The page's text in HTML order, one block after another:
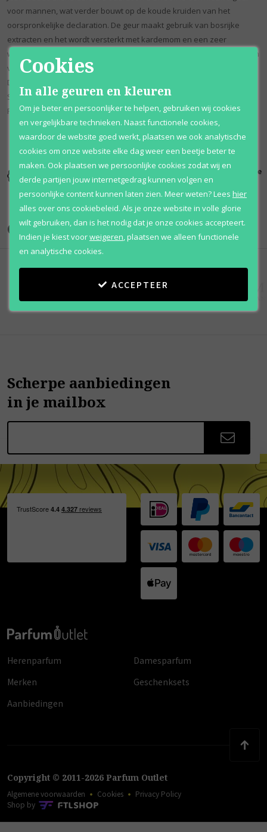
voor mannen, wat verder bouwt op de koude kruiden van het
oorspronkelijke declaration. De geur maakt gebruik van bosrijke
extracten en het wordt versterkt met kardemom en een zeer
waarneembare peper in de topnoot. De houtachtige extracten komen
van sandelhout.De nieuwe fles is identiek aan de klassieke
Declaration, met zijn horloge-achtige dop, maar met Declaration d'un
Soir vertical op de fles geschreven.Bekijk ook eens de andere Cartier
Parfum voor Heren !
Kortingen
tot wel 70%
Al 12 jaar
voordelig
100% originele
parfums
Onze merken
Scherpe aanbiedingen
in je mailbox
Herenparfum
Damesparfum
Merken
Geschenksets
Aanbiedingen
Copyright © 2011-2026 Parfum Outlet
Algemene voorwaarden Cookies
Privacy Policy
Shop by
Cookies
In alle geuren en kleuren
Om je beter en persoonlijker te helpen, gebruiken wij cookies
en vergelijkbare technieken. Naast functionele cookies,
waardoor de website goed werkt, plaatsen we ook analytische
cookies om onze website elke dag weer een beetje beter te
maken. Ook plaatsen we persoonlijke cookies zodat wij en
derde partijen jouw internetgedrag kunnen volgen en
persoonlijke content kunnen laten zien. Meer weten?Lees hier
alles over ons cookiebeleid. Als je onze website in volle glorie
wilt gebruiken, dan is het nodig dat je onze cookies accepteert.
Indien je kiest voorweigeren plaatsen we alleen functionele
en analytische cookies.
ACCEPTEER